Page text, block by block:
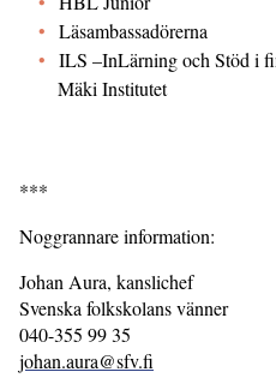
Läsambassadörerna
ILS –InLärning och Stöd i
Mäki Institutet
***
Noggrannare information:
Johan Aura, kanslichef
Svenska folkskolans vänner
040-355 99 35
johan.aura@sfv.fi